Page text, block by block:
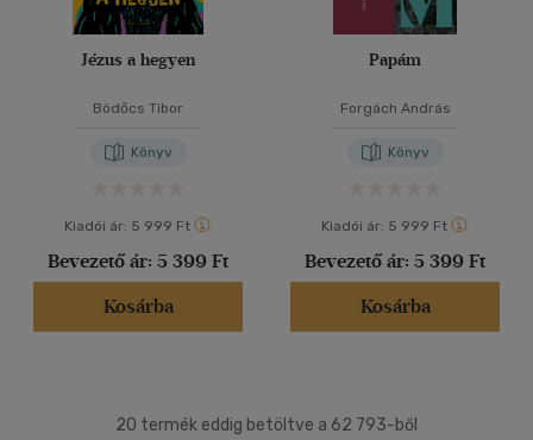
Jézus a hegyen
Bödőcs Tibor
Könyv
Kiadói ár: 5 999 Ft
Bevezető ár: 5 399 Ft
Kosárba
Papám
Forgách András
Könyv
Kiadói ár: 5 999 Ft
Bevezető ár: 5 399 Ft
Kosárba
20 termék eddig betöltve a 62 793-ből